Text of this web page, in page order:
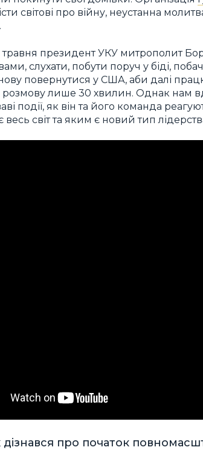
світові про війну, неустанна
травня президент УКУ митрополит
слухати, побути поруч у біді,
повернутися у США, аби далі
лише 30 хвилин. Однак нам
події, як він та його команда
світ та яким є новий тип
про початок